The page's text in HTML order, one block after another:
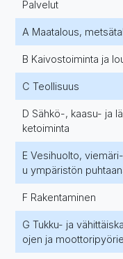
Palvelut
A Maatalous,
B Kaivostoiminta ja
C Teollisuus
D Sähkö-, kaasu- ja
ketoiminta
E Vesihuolto,
u ympäristön
F Rakentaminen
G Tukku- ja
ojen ja